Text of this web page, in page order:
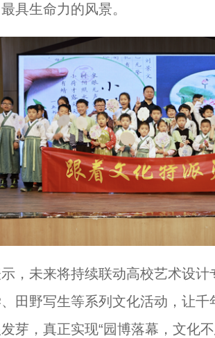
具生命力的风景。
未来将持续联动高校艺术设计
田野写生等系列文化活动，让
芽，真正实现“园博落幕，文化